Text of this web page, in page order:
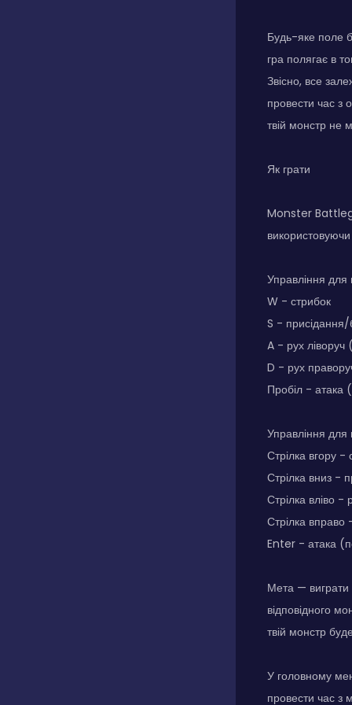
Будь-яке поле
гра полягає в
Звісно, все
провести час з
твій монстр не
Як грати
Monster
використовуючи
Управління для
W - стрибок
S - присідання/
A - рух ліворуч
D - рух
Пробіл - атака
Управління для
Стрілка вгору -
Стрілка вниз -
Стрілка вліво -
Стрілка
Enter - атака
Мета — виграти
відповідного
твій монстр
У головному
провести час з